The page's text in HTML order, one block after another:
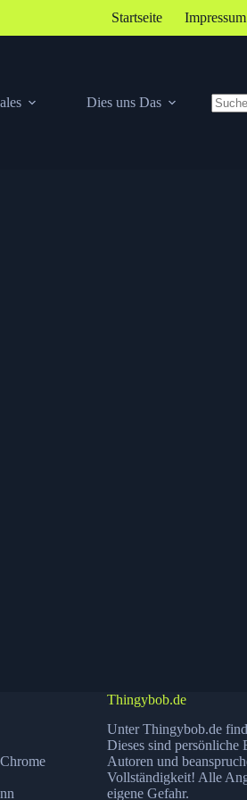
Startseite Impressum
Dies uns Das
Thingybob.de
Unter Thingybob.de
Dieses sind persönliche
Autoren und
Vollständigkeit! Alle
eigene Gefahr.